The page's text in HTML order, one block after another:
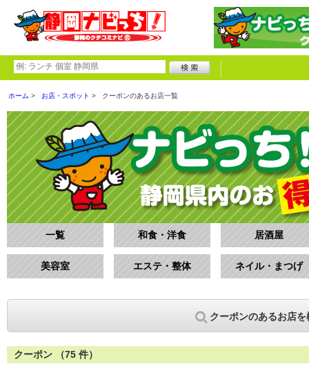
ホーム お店・スポット クーポンのあるお店一覧
一覧 和食・洋食 居酒屋
美容室 エステ・整体 ネイル・まつげ
クーポンのあるお店を
クーポン （75 件）